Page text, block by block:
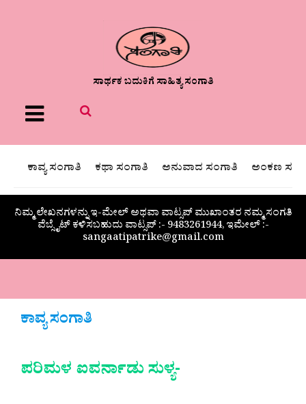
ಸಾರ್ಥಕ ಬದುಕಿಗೆ ಸಾಹಿತ್ಯ ಸಂಗಾತಿ
Menu
ಕಾವ್ಯ ಸಂಗಾತಿ ಕಥಾ ಸಂಗಾತಿ ಅನುವಾದ ಸಂಗಾತಿ ಅಂಕಣ
ನಿಮ್ಮ ಲೇಖನಗಳನ್ನು ಇ-ಮೇಲ್ ಅಥವಾ ವಾಟ್ಸಪ್ ಮುಖಾಂತರ ನಮ್ಮ ಸಂಗತಿ
ವೆಬ್ಸೈಟ್ ಕಳಿಸಬಹುದು ವಾಟ್ಸಪ್‌ :- 9483261944, ಇಮೇಲ್ :-
sangaatipatrike@gmail.com
ಕಾವ್ಯ ಸಂಗಾತಿ
ಪರಿಮಳ ಐವರ್ನಾಡು ಸುಳ್ಯ-